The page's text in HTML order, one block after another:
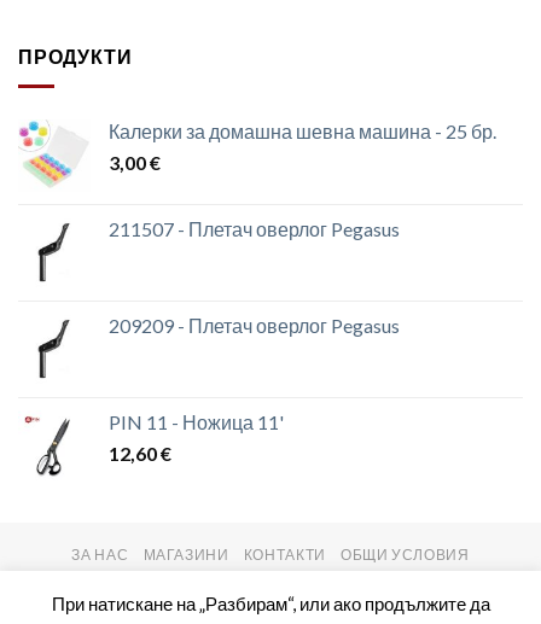
ПРОДУКТИ
Калерки за домашна шевна машина - 25 бр.
3,00€
211507 - Плетач оверлог Pegasus
209209 - Плетач оверлог Pegasus
PIN 11 - Ножица 11'
12,60€
ЗА НАС МАГАЗИНИ КОНТАКТИ ОБЩИ УСЛОВИЯ
При натискане на „Разбирам“, или ако продължите да